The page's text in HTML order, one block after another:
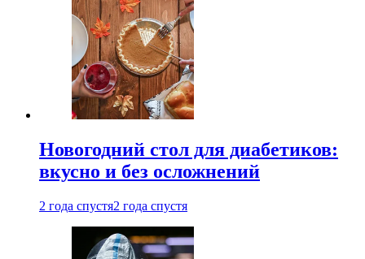
Новогодний стол для диабетиков:
вкусно и без осложнений
2 года спустя2 года спустя